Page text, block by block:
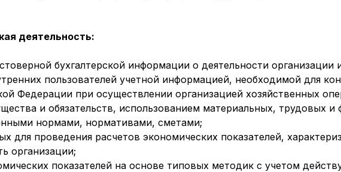
деятельность:
бухгалтерской информации о деятельности
пользователей учетной информацией, необходимой для
Федерации при осуществлении организацией хозяйственных
и обязательств, использованием материальных, трудовых и
нормами, нормативами, сметами;
для проведения расчетов экономических показателей,
организации;
показателей на основе типовых методик с учетом